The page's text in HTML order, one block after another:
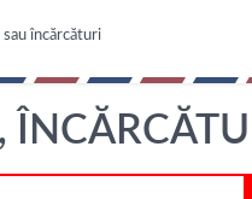
încărcături